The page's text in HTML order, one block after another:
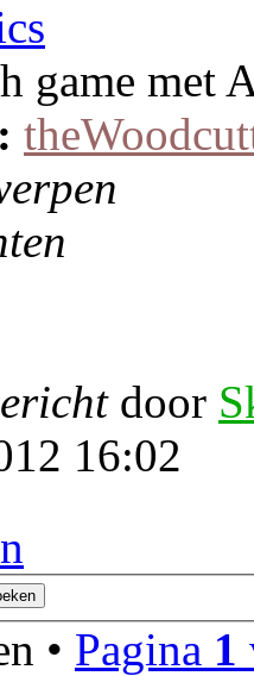
game met
door
16:02
• Pagina 1